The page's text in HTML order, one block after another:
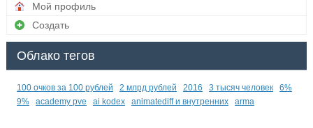
Мой профиль
Создать
Облако тегов
100 очков за 100 рублей 2 млрд рублей 2016 3 тысяч человек
6%
9%
academy pve ai kodex animatediff и внутренних arma